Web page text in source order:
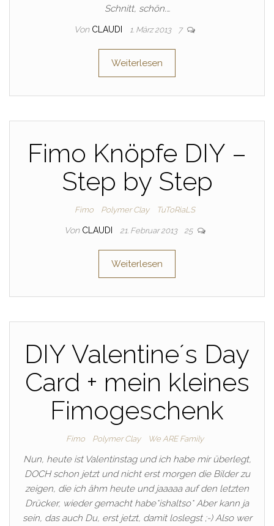
Schnitt, schön.…
Von CLAUDI 1. März 2013 7
Weiterlesen
Fimo Knöpfe DIY –
Step by Step
Fimo Polymer Clay TuToRiaLS
Von CLAUDI 21. Februar 2013 25
Weiterlesen
DIY Valentine´s Day
Card + mein kleines
Fimogeschenk
Fimo Polymer Clay We ARE Family
Nun, heute ist Valentinstag und ich habe mir überlegt,
DOCH schon jetzt und nicht erst morgen die Bilder zu
zeigen, die ich ähm heute und jaaaaa auf den letzten
Drücker, wieder gemacht habe*ishaltso* Aber kann ja
sein, das auch Du, erst jetzt, damit loslegst ;-) Also wer